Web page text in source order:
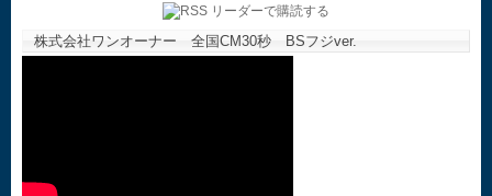
株式会社ワンオーナー 全国CM30秒 BSフジver.